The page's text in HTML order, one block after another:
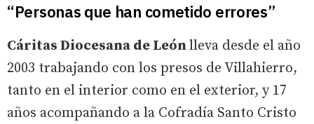
“Personas que han cometido errores”
Cáritas Diocesana de León lleva desde el año
2003 trabajando con los presos de Villahierro,
tanto en el interior como en el exterior, y 17
años acompañando a la Cofradía Santo Cristo